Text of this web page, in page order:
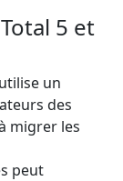
5 et
un
des
migrer les
peut